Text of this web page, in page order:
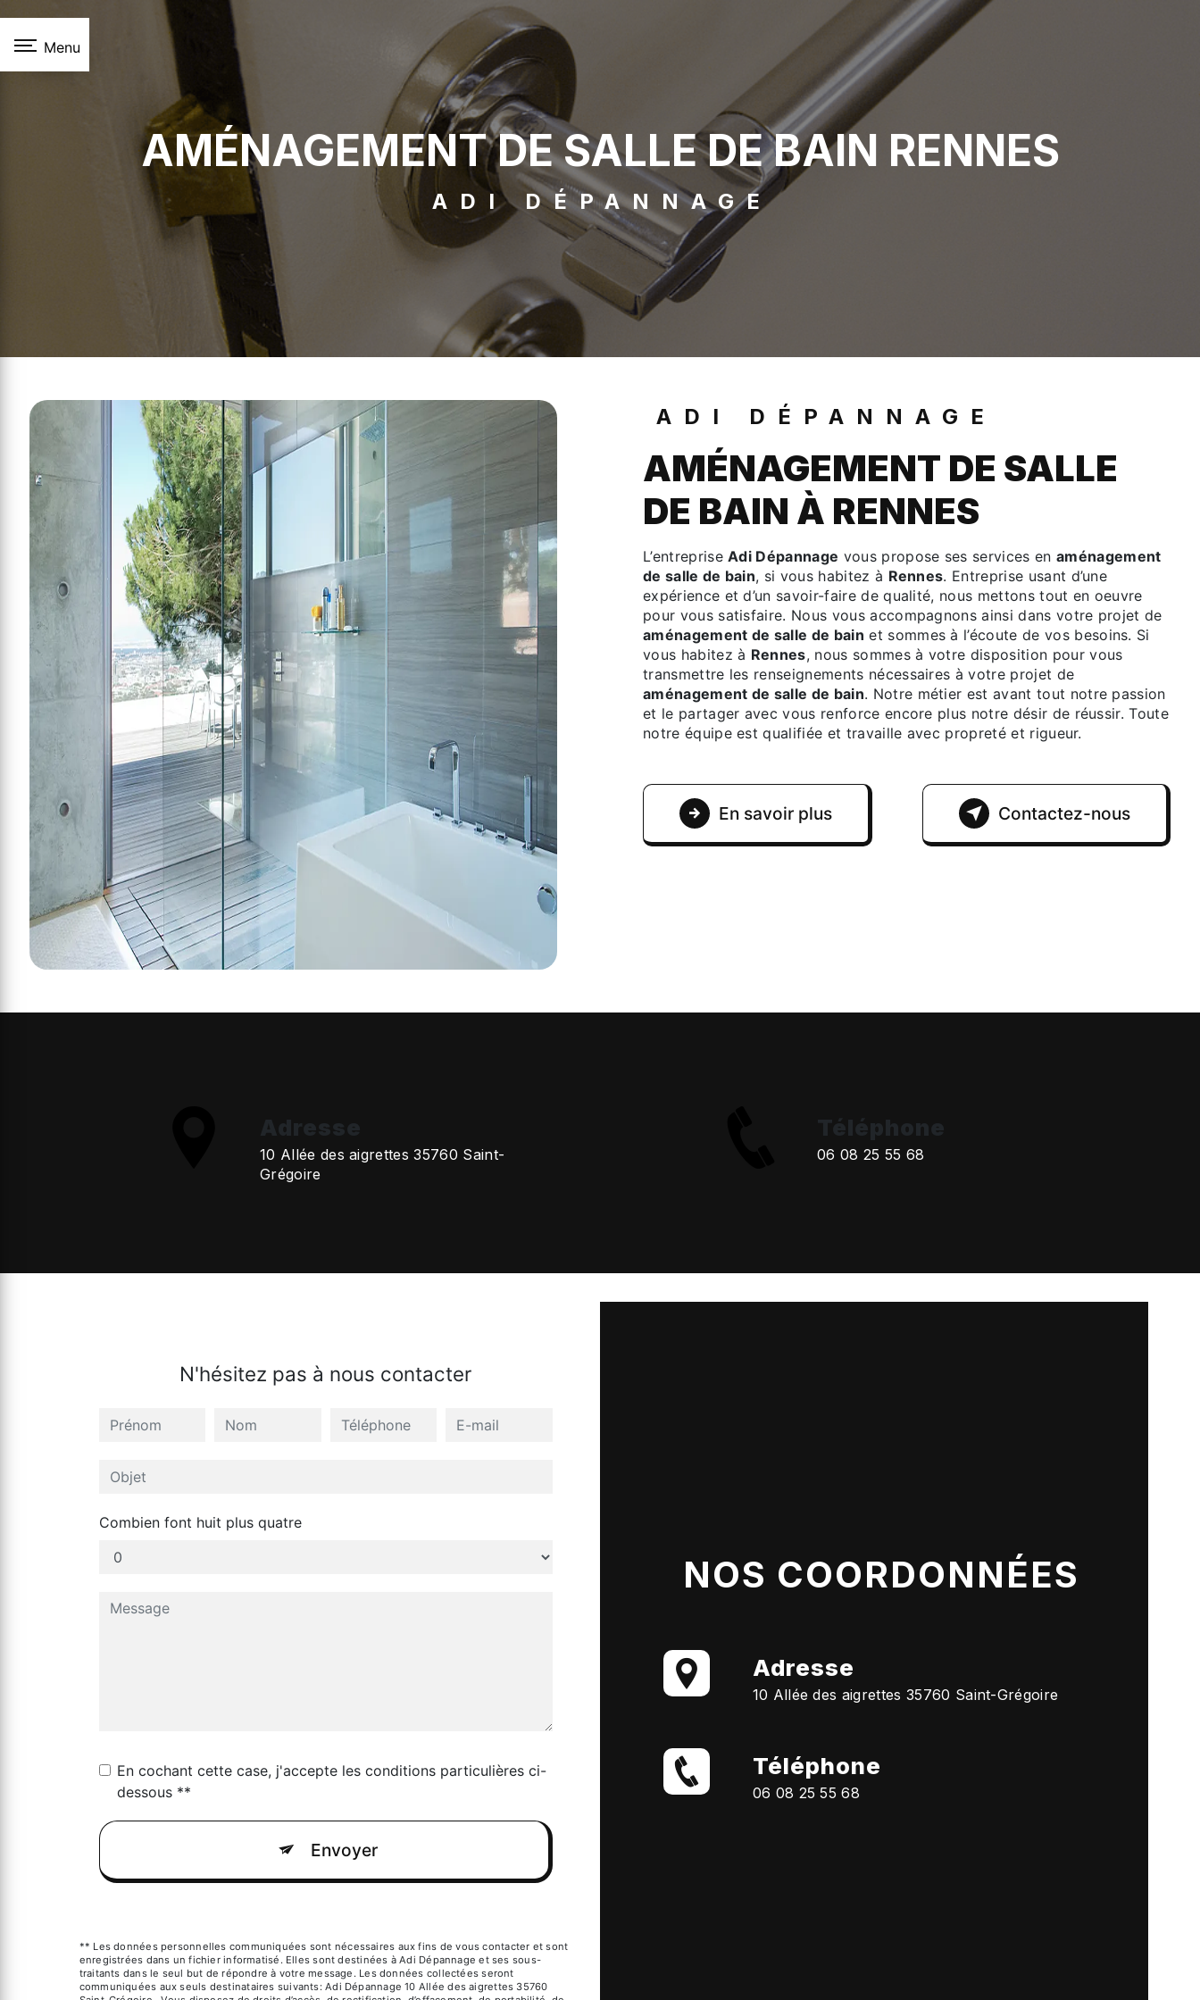
Menu
AMÉNAGEMENT DE SALLE DE BAIN RENNES
ADI DÉPANNAGE
ADI DÉPANNAGE
AMÉNAGEMENT DE SALLE
DE BAIN À RENNES
L’entrepriseAdi Dépannage vous propose ses services en aménagement
de salle de bain, si vous habitez à Rennes. Entreprise usant d’une
expérience et d’un savoir-faire de qualité, nous mettons tout en oeuvre
pour vous satisfaire. Nous vous accompagnons ainsi dans votre projet de
aménagement de salle de bain et sommes à l’écoute de vos besoins. Si
vous habitez à Rennes, nous sommes à votre disposition pour vous
transmettre les renseignements nécessaires à votre projet de
aménagement de salle de bain. Notre métier est avant tout notre passion
et le partager avec vous renforce encore plus notre désir de réussir. Toute
notre équipe est qualifiée et travaille avec propreté et rigueur.
En savoir plus Contactez-nous
Adresse
10 Allée des aigrettes 35760 Saint-
Grégoire
Téléphone
06 08 25 55 68
N'hésitez pas à nous contacter
Combien font huit plus quatre
En cochant cette case, j'accepte les conditions particulières ci-
dessous **
Envoyer
** Les données personnelles communiquées sont nécessaires aux fins de vous contacter et sont
enregistrées dans un fichier informatisé. Elles sont destinées à Adi Dépannage et ses sous-
traitants dans le seul but de répondre à votre message. Les données collectées seront
communiquées aux seuls destinataires suivants: Adi Dépannage 10 Allée des aigrettes 35760
NOS COORDONNÉES
Adresse
10 Allée des aigrettes 35760 Saint-Grégoire
Téléphone
06 08 25 55 68
Panneau de gestion des cookies